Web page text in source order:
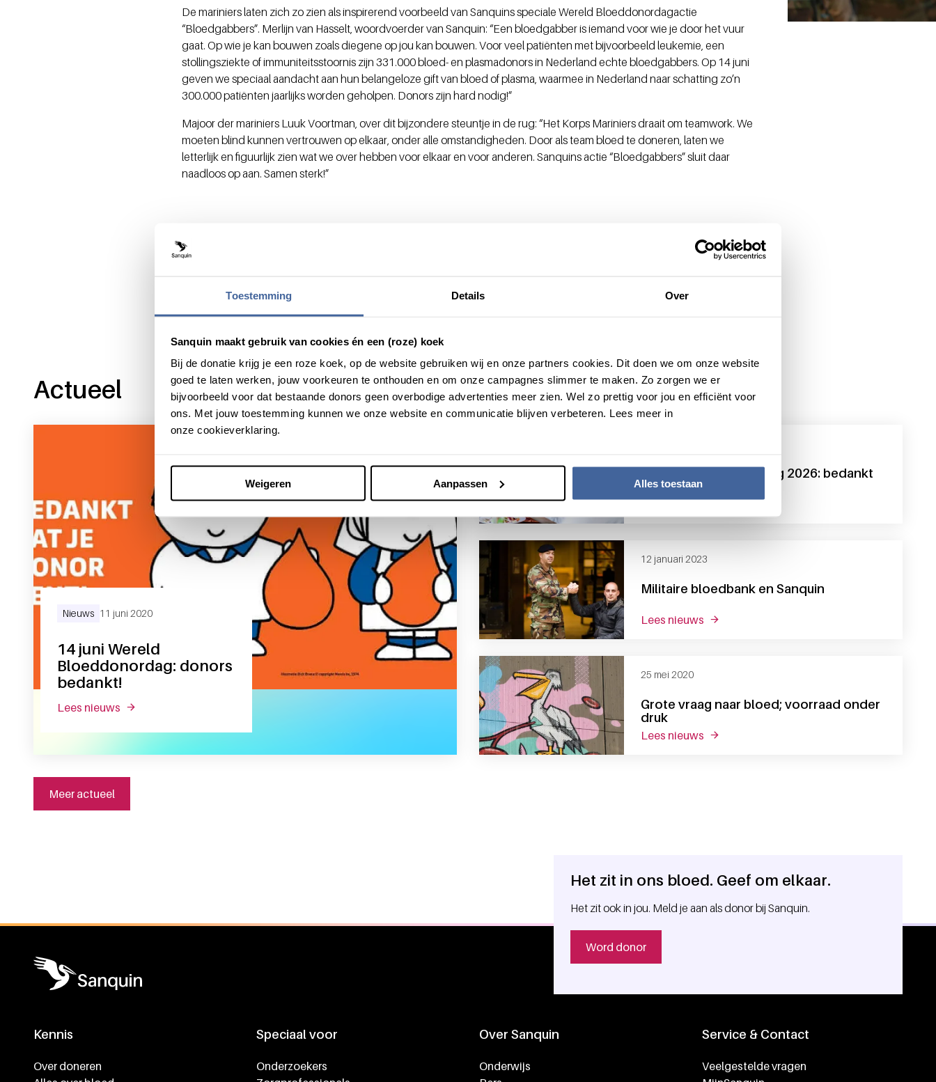
Toestemming Details Over
Sanquin maakt gebruik van cookies én een (roze) koek
Bij de donatie krijg je een roze koek, op de website gebruiken wij en onze partners cookies. Dit doen we om onze website
goed te laten werken, jouw voorkeuren te onthouden en om onze campagnes slimmer te maken. Zo zorgen we er
bijvoorbeeld voor dat bestaande donors geen overbodige advertenties meer zien. Wel zo prettig voor jou en efficiënt voor
ons. Met jouw toestemming kunnen we onze website en communicatie blijven verbeteren. Lees meer in
onze cookieverklaring.
Weigeren Aanpassen Alles toestaan
De mariniers laten zich zo zien als inspirerend voorbeeld van Sanquins speciale Wereld Bloeddonordagactie
“Bloedgabbers”. Merlijn van Hasselt, woordvoerder van Sanquin: “Een bloedgabber is iemand voor wie je door het vuur
gaat. Op wie je kan bouwen zoals diegene op jou kan bouwen. Voor veel patiënten met bijvoorbeeld leukemie, een
stollingsziekte of immuniteitsstoornis zijn 331.000 bloed- en plasmadonors in Nederland echte bloedgabbers. Op 14 juni
geven we speciaal aandacht aan hun belangeloze gift van bloed of plasma, waarmee in Nederland naar schatting zo’n
300.000 patiënten jaarlijks worden geholpen. Donors zijn hard nodig!”
Majoor der mariniers Luuk Voortman, over dit bijzondere steuntje in de rug: “Het Korps Mariniers draait om teamwork. We
moeten blind kunnen vertrouwen op elkaar, onder alle omstandigheden. Door als team bloed te doneren, laten we
letterlijk en figuurlijk zien wat we over hebben voor elkaar en voor anderen. Sanquins actie “Bloedgabbers” sluit daar
naadloos op aan. Samen sterk!”
Deel dit bericht via:
Actueel
14 juni Wereld
Bloeddonordag: donors
bedankt!
Nieuws 11 juni 2020
lees nieuws over 14 juni wereld bloeddonordag: donors bedankt!
Wereld Bloeddonordag 2026: bedankt
voor jouw inbreng!
lees nieuwsover wereld bloeddonordag 2026: bedankt
Militaire bloedbank en Sanquin
12 januari 2023
lees nieuws over militaire bloedbank en sanquin
Grote vraag naar bloed; voorraad onder
druk
25 mei 2020
lees nieuws over grote vraag naar bloed; voorraad onder
Meer actueel
Het zit in ons bloed. Geef om elkaar.
Het zit ook in jou. Meld je aan als donor bij Sanquin.
Word donor
Kennis
Over doneren
Speciaal voor
Onderzoekers
Over Sanquin
Onderwijs
Service & Contact
Veelgestelde vragen